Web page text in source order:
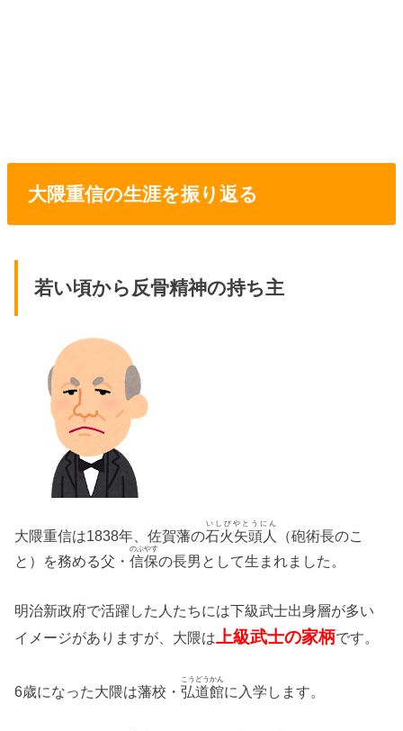
大隈重信の生涯を振り返る
若い頃から反骨精神の持ち主
大隈重信は1838年、佐賀藩の石火矢頭人
いしびやとうにん
（砲術長のこ
と）を務める父・信保
のぶやす
の長男として生まれました。
明治新政府で活躍した人たちには下級武士出身層が多い
イメージがありますが、大隈は上級武士の家柄です。
6歳になった大隈は藩校・弘道館
こうどうかん
に入学します。